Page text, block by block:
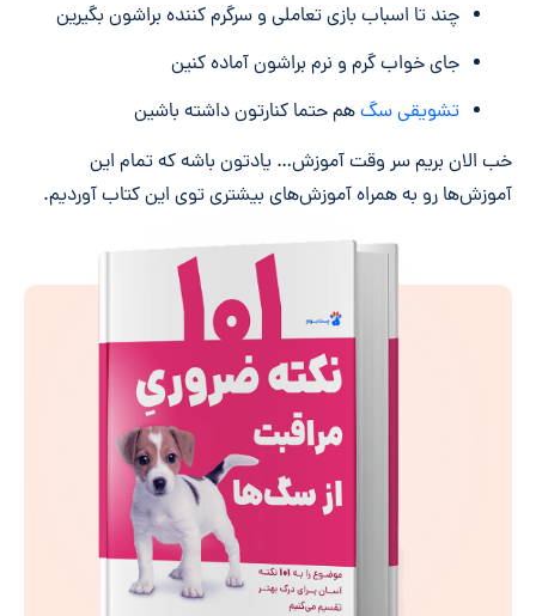
چند تا اسباب بازی تعاملی و سرگرم کننده براشون بگیرین
جای خواب گرم و نرم براشون آماده کنین
تشویقی سگهم حتما کنارتون داشته باشین
خب الان بریم سر وقت آموزش… یادتون باشه که تمام این
آموزش‌ها رو به همراه آموزش‌های بیشتری توی این کتاب آوردیم.